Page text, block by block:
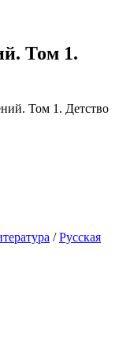
Том 1.
/Русская